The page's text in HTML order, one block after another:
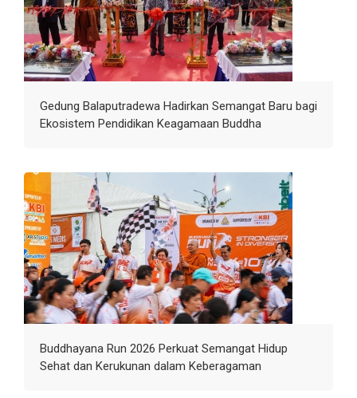
Gedung Balaputradewa Hadirkan Semangat Baru bagi
Ekosistem Pendidikan Keagamaan Buddha
Buddhayana Run 2026 Perkuat Semangat Hidup
Sehat dan Kerukunan dalam Keberagaman